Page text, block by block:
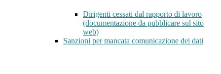
Dirigenti cessati dal rapporto di lavoro
(documentazione da pubblicare sul sito
web)
Sanzioni per mancata comunicazione dei dati